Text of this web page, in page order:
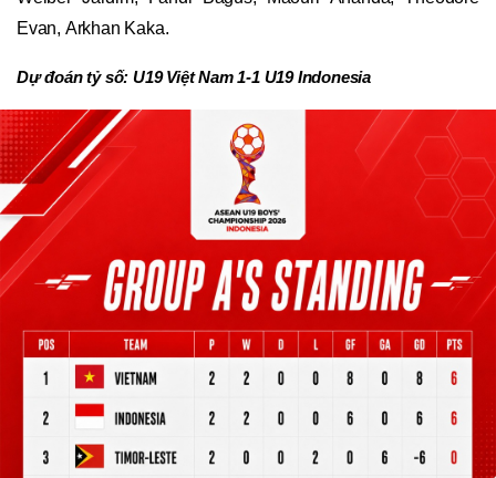
Evan, Arkhan Kaka.
Dự đoán tỷ số: U19 Việt Nam 1-1 U19 Indonesia